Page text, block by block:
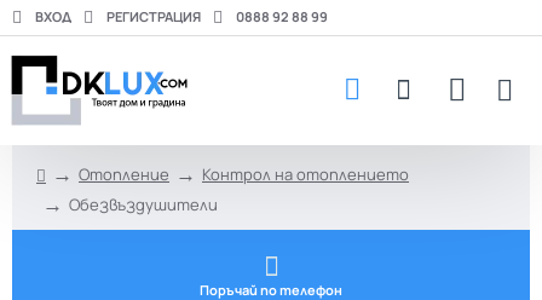
ВХОД РЕГИСТРАЦИЯ 0888 92 88 99
Отопление
Контрол на отоплението
Обезвъздушители
Поръчай по телефон